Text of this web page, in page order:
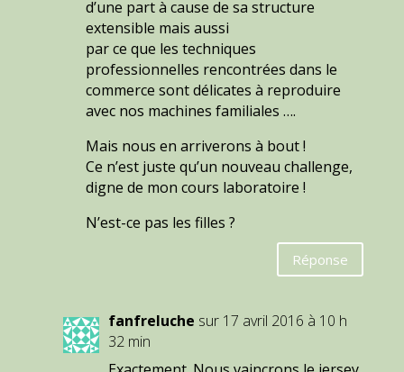
d’une part à cause de sa structure
extensible mais aussi
par ce que les techniques
professionnelles rencontrées dans le
commerce sont délicates à reproduire
avec nos machines familiales ….
Mais nous en arriverons à bout !
Ce n’est juste qu’un nouveau challenge,
digne de mon cours laboratoire !
N’est-ce pas les filles ?
Réponse
fanfreluche sur 17 avril 2016 à 10 h
32 min